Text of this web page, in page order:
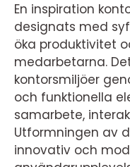
En inspiration
designats med
öka produktivitet
medarbetarna.
kontorsmiljöer
och funktionella
samarbete,
Utformningen av
innovativ och